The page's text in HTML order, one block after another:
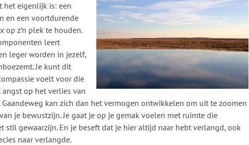
het eigenlijk is: een
en een voortdurende
op z’n plek te houden.
leert
leger worden in jezelf,
Je kunt dit
voelt voor die
op het verlies van
Gaandeweg kan zich dan het vermogen ontwikkelen om uit te zoomen
je bewustzijn. Je gaat je op je gemak voelen met ruimte die
stil gewaarzijn. En je beseft dat je hier altijd naar hebt verlangd, ook
naar verlangde.